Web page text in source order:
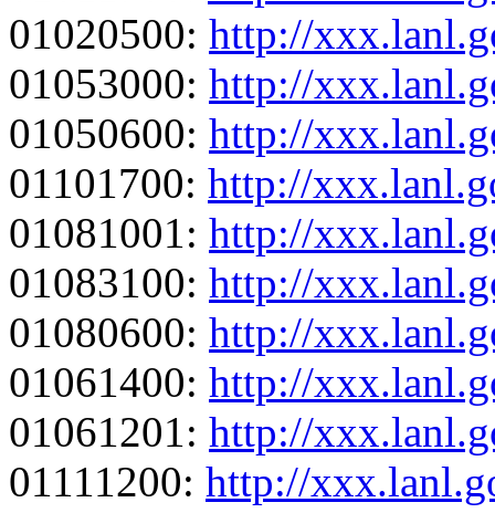
01020500: http://
01053000: http://
01050600: http://
01101700: http://
01081001: http://
01083100: http://
01080600: http://
01061400: http://
01061201: http://
01111200: http://